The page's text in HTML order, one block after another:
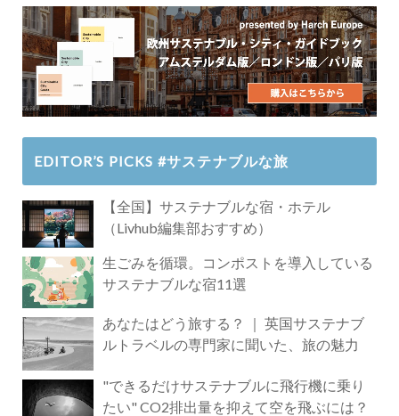
EDITOR’S PICKS #サステナブルな旅
【全国】サステナブルな宿・ホテル
（Livhub編集部おすすめ）
生ごみを循環。コンポストを導入している
サステナブルな宿11選
あなたはどう旅する？ ｜ 英国サステナブ
ルトラベルの専門家に聞いた、旅の魅力
"できるだけサステナブルに飛行機に乗り
たい" CO2排出量を抑えて空を飛ぶには？